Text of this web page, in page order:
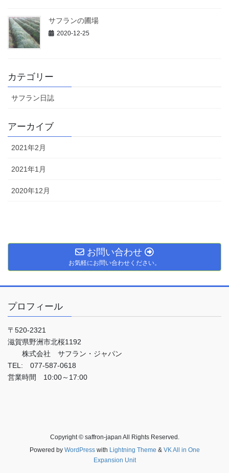
サフランの圃場
2020-12-25
カテゴリー
サフラン日誌
アーカイブ
2021年2月
2021年1月
2020年12月
お問い合わせ
お気軽にお問い合わせください。
プロフィール
〒520-2321
滋賀県野洲市北桜1192
株式会社 サフラン・ジャパン
TEL: 077-587-0618
営業時間 10:00～17:00
Copyright © saffron-japan All Rights Reserved.
Powered by WordPresswith Lightning Theme & VK All in One
Expansion Unit